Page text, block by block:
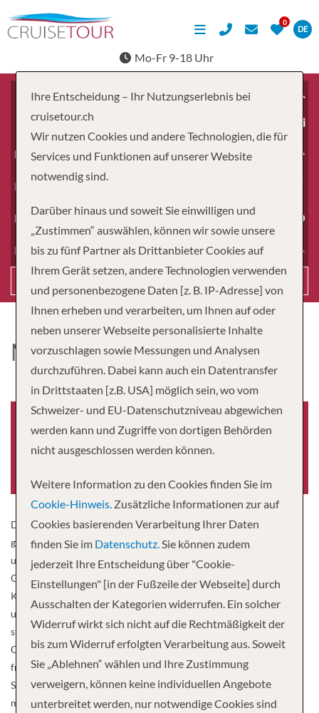
DE
Mo-Fr 9-18 Uhr
Erwachsene
Kinder
Dauer
Reiseart
MS MADELEINE
Baujahr
Die MS Madeleine ist ein gemütliches Fluss­-/Kanalschiff. Die
geringe Grösse des Schiffs erlaubt Fahrten auf kleineren Flüssen
und Kanälen in weniger bekannten Gebieten. Mit maximal 22
Gästen erleben Sie Reisen im familiären Rahmen. Kabinen Alle
Kabinen sind stilvoll, komfortabel und mit Dusche/WC, Föhn, TV
und Safe eingerichtet. Die Kabinen auf dem Hauptdeck (ca. 8.9m²)
sind mit zwei Einzelbetten und nicht zu öffnenden Fenstern, die
Oberdeckkabine (ca. 11.2m²) mit einem Doppelbett (nicht
freistehend) und Fenster zum Öffnen ausgestattet. Küche Auf dem
Schiff wird viel Wert auf exzellentes Essen gelegt. Der Tag beginnt
mit einem vielfältigen Frühstücksbuffet. Das Mittag- und
Ihre Entscheidung – Ihr Nutzungserlebnis bei
cruisetour.ch
Wir nutzen Cookies und andere Technologien, die für
Services und Funktionen auf unserer Website
notwendig sind.
Darüber hinaus und soweit Sie einwilligen und
„Zustimmen“ auswählen, können wir sowie unsere
bis zu fünf Partner als Drittanbieter Cookies auf
Ihrem Gerät setzen, andere Technologien verwenden
und personenbezogene Daten [z. B. IP-Adresse] von
Ihnen erheben und verarbeiten, um Ihnen auf oder
neben unserer Webseite personalisierte Inhalte
vorzuschlagen sowie Messungen und Analysen
durchzuführen. Dabei kann auch ein Datentransfer
in Drittstaaten [z.B. USA] möglich sein, wo vom
Schweizer- und EU-Datenschutzniveau abgewichen
werden kann und Zugriffe von dortigen Behörden
nicht ausgeschlossen werden können.
Weitere Information zu den Cookies finden Sie im
Cookie-Hinweis. Zusätzliche Informationen zur auf
Cookies basierenden Verarbeitung Ihrer Daten
finden Sie im Datenschutz.Sie können zudem
jederzeit Ihre Entscheidung über "Cookie-
Einstellungen" [in der Fußzeile der Webseite] durch
Ausschalten der Kategorien widerrufen. Ein solcher
Widerruf wirkt sich nicht auf die Rechtmäßigkeit der
bis zum Widerruf erfolgten Verarbeitung aus. Soweit
Sie „Ablehnen“ wählen und Ihre Zustimmung
verweigern, können keine individuellen Angebote
unterbreitet werden, nur notwendige Cookies sind